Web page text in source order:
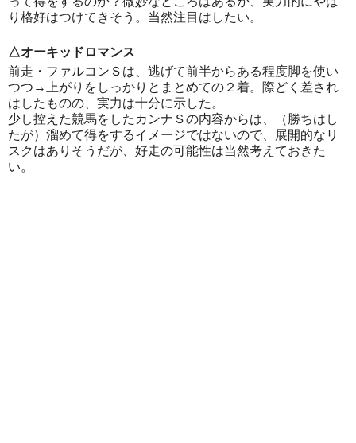
り格好はつけてきそう。当然注目はしたい。
△オーキッドロマンス
前走・ファルコンＳは、逃げて前半からある程度脚を使い
つつ→上がりをしっかりとまとめての２着。際どく差され
はしたものの、実力は十分に示した。
少し控えた競馬をしたカンナＳの内容からは、（勝ちはし
たが）溜めて得をするイメージではないので、展開的なリ
スクはありそうだが、好走の可能性は当然考えておきた
い。